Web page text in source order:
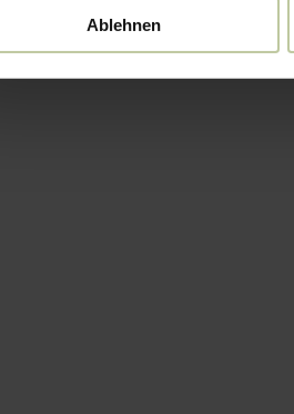
Ablehnen